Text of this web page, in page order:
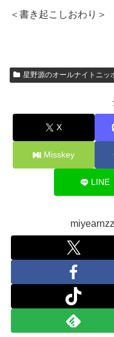
＜書き起こしおわり＞
星野源のオールナイトニッ
X
Misskey
LINE